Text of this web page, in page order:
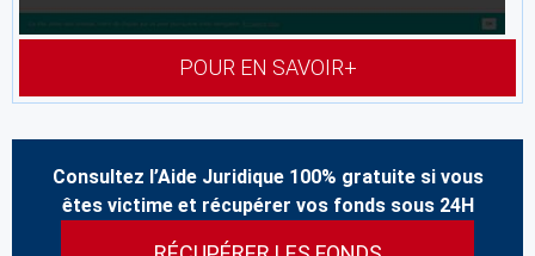
POUR EN SAVOIR+
Consultez l’Aide Juridique 100% gratuite si vous
êtes victime et récupérer vos fonds sous 24H